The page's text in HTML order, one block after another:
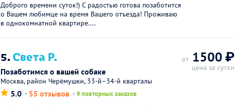
Доброго времени суток!) С радостью готова позаботится
о Вашем любимце на время Вашего отъезда! Проживаю
в однокомнатной квартире....
5.Света Р.
Позаботимся о вашей собаке
Москва, район Черёмушки, 33-й–34-й кварталы
5.0 55 отзывов 9 повторных заказов
от 1500 ₽
цена за сутки